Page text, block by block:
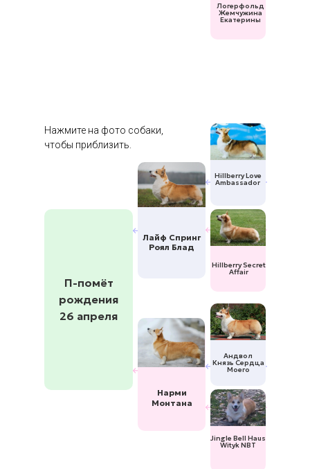
Логерфольд
Жемчужина
Екатерины
Лайф Спринг
Роял Блад
Нарми
Монтана
Jingle Bell Haus
Wityk NBT
Андвол
Князь Сердца
Моего
Hillberry Secret
Affair
Hillberry Love
Ambassador
П-помёт
рождения
26 апреля
Нажмите на фото собаки,
чтобы приблизить.